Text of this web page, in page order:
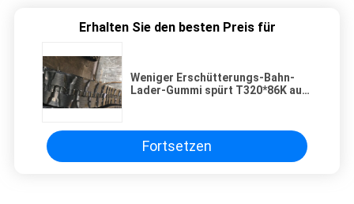
Erhalten Sie den besten Preis für
Weniger Erschütterungs-Bahn-
Lader-Gummi spürt T320*86K auf,
Fortsetzen